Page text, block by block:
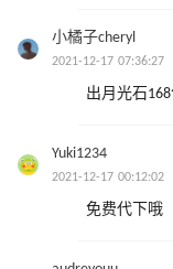
小橘子cheryl
2021-12-17 07:36:27
出月光石
Yuki1234
2021-12-17 00:12:02
免费代下哦